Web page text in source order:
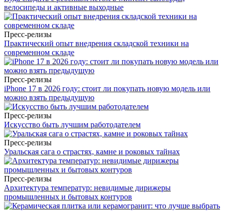
велосипеды и активные выходные
Пресс-релизы
Практический опыт внедрения складской техники на
современном складе
Пресс-релизы
iPhone 17 в 2026 году: стоит ли покупать новую модель или
можно взять предыдущую
Пресс-релизы
Искусство быть лучшим работодателем
Пресс-релизы
Уральская сага о страстях, камне и роковых тайнах
Пресс-релизы
Архитектура температур: невидимые дирижеры
промышленных и бытовых контуров